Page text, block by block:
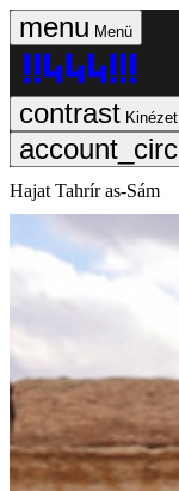
Menü
Kinézet
Hajat Tahrír as-Sám